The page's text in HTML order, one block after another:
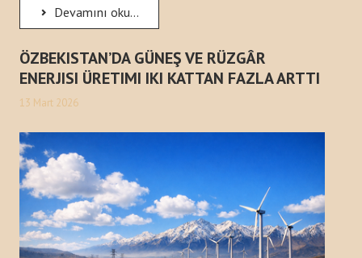
Devamını oku...
ÖZBEKISTAN’DA GÜNEŞ VE RÜZGÂR
ENERJISI ÜRETIMI IKI KATTAN FAZLA ARTTI
13 Mart 2026